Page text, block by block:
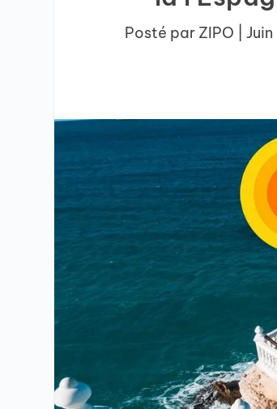
Posté par ZIPO